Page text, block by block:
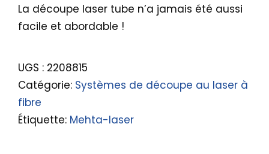
La découpe laser tube n’a jamais été aussi
facile et abordable !
UGS : 2208815
Catégorie: Systèmes de découpe au laser à
fibre
Étiquette: Mehta-laser